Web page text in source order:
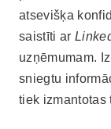
atsevišķa
saistīti ar
uzņēmumam.
sniegtu
tiek izmantotas